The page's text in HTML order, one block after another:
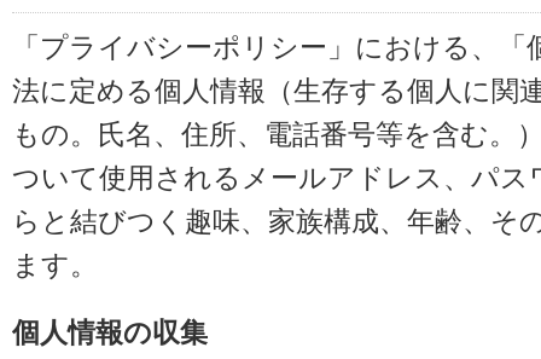
「プライバシーポリシー」における、
法に定める個人情報（生存する個人に関
もの。氏名、住所、電話番号等を含む。
ついて使用されるメールアドレス、パ
らと結びつく趣味、家族構成、年齢、そ
ます。
個人情報の収集